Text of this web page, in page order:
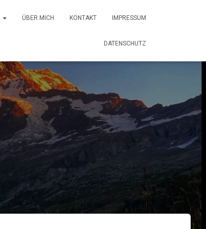
ÜBER MICH KONTAKT IMPRESSUM
DATENSCHUTZ